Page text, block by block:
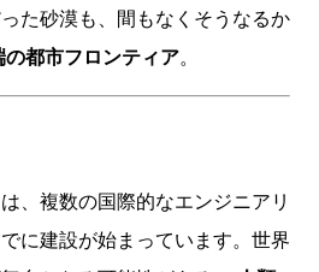
た砂漠も、間もなくそうなるか
の都市フロンティア。
、複数の国際的なエンジニアリ
に建設が始まっています。世界